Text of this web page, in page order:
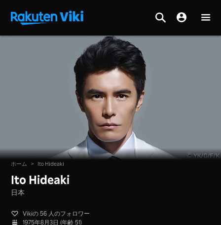
ホーム > Ito Hideaki
Ito Hideaki
日本
Vikiの 56 人のフォロワー
1975年8月3日 (年齢 51)